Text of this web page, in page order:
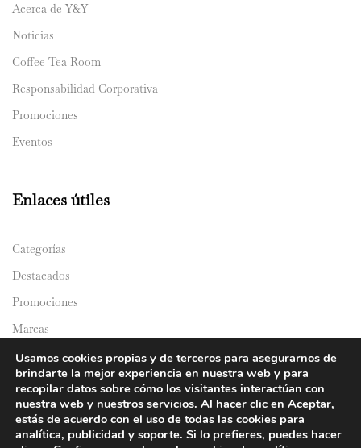
Acerca de Y&Y
Noticias
Coffee Tea Room
Responsabilidad Corporativa
Promociones
Eventos
Enlaces útiles
Categorías
Destacados
Promociones
Marcas
Catálogos
Domicilios
Usamos cookies propias y de terceros para asegurarnos de
brindarte la mejor experiencia en nuestra web y para
recopilar datos sobre cómo los visitantes interactúan con
nuestra web y nuestros servicios. Al hacer clic en Aceptar,
estás de acuerdo con el uso de todas las cookies para
analítica, publicidad y soporte. Si lo prefieres, puedes hacer